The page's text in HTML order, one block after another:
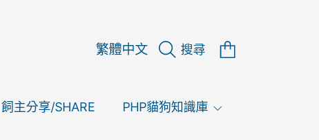
語
言
繁體中文 搜尋
物
飼主分享/SHARE PHP貓狗知識庫